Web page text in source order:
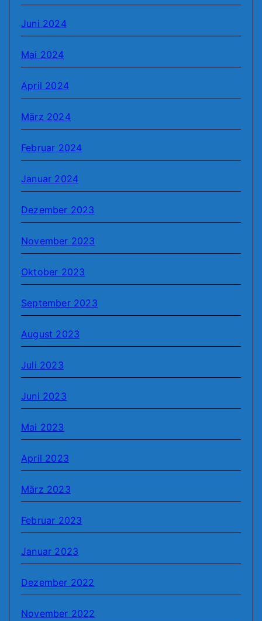
Juni 2024
Mai 2024
April 2024
März 2024
Februar 2024
Januar 2024
Dezember 2023
November 2023
Oktober 2023
September 2023
August 2023
Juli 2023
Juni 2023
Mai 2023
April 2023
März 2023
Februar 2023
Januar 2023
Dezember 2022
November 2022